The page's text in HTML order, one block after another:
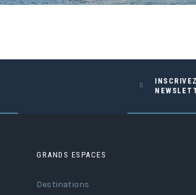
GRANDS ESPACES
Destinations